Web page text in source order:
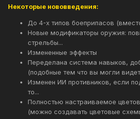
Некоторые нововведения:
До 4-х типов боеприпасов
Новые модификаторы оружия:
стрельбы...
Измененные эффекты
Переделана система навыков,
(подобные тем что вы могли
Изменен ИИ противников, если
то...
Полностью настраиваемое
(можно создавать цветовые